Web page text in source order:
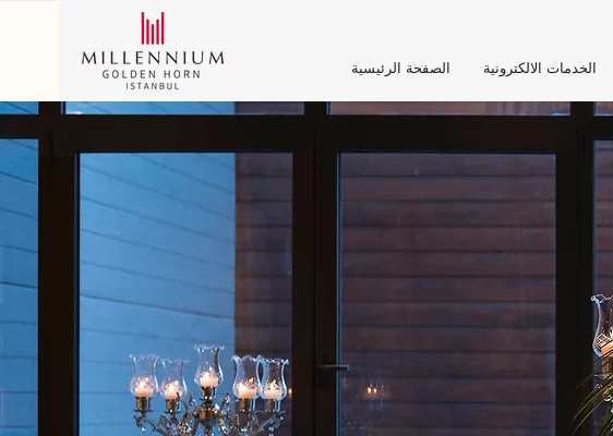
الصفحة الرئيسية الخدمات الالكترونية